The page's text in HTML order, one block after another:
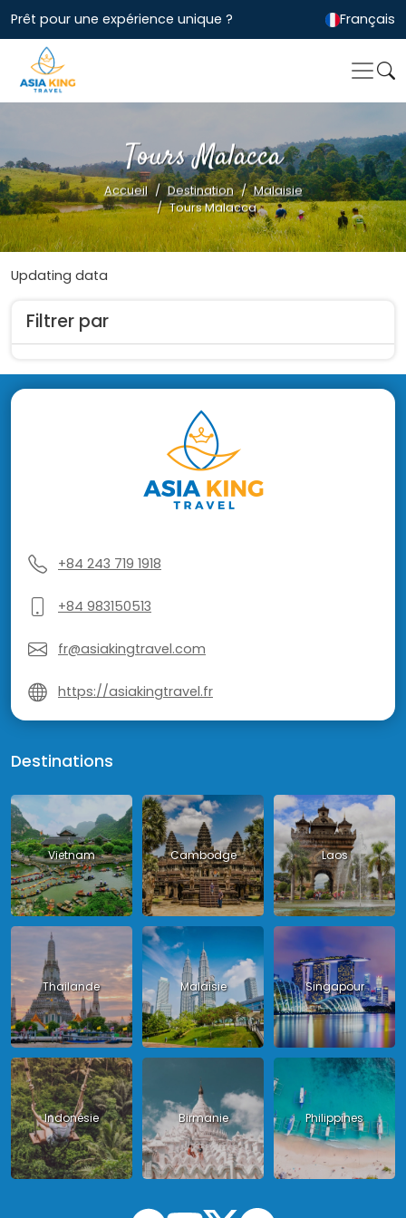
Prêt pour une expérience unique ? Français
Tours Malacca
Accueil Destination
Malaisie
Tours Malacca
Filtrer par
Updating data
+84 243 719 1918
+84 983150513
fr@asiakingtravel.com
https://asiakingtravel.fr
Destinations
Vietnam Cambodge Laos
Thailande Malaisie Singapour
Indonésie Birmanie Philippines